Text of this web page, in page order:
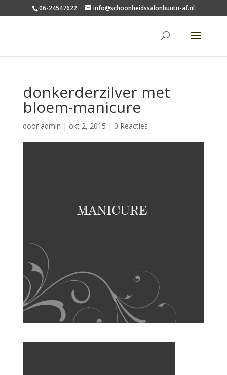
06-24547622 info@schoonheidssalonbuutn-af.nl
donkerderzilver met
bloem-manicure
door admin | okt 2, 2015 | 0 Reacties